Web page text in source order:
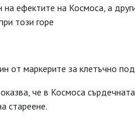
ефектите на Космоса, а
този горе
от маркерите за клетъчно
че в Космоса
стареене.